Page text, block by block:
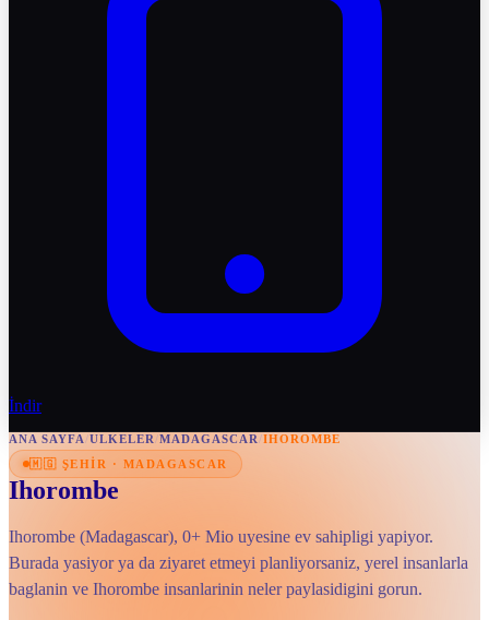
İndir
ANA SAYFA/ULKELER/MADAGASCAR/IHOROMBE
🇲🇬 ŞEHIR · MADAGASCAR
Ihorombe
Ihorombe (Madagascar), 0+ Mio uyesine ev sahipligi yapiyor.
Burada yasiyor ya da ziyaret etmeyi planliyorsaniz, yerel insanlarla
baglanin ve Ihorombe insanlarinin neler paylasidigini gorun.